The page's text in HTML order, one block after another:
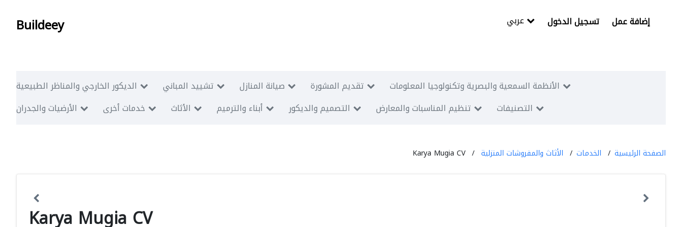
Buildeey تسجيل الدخول إضافة عمل
الديكور الخارجي والمناظر الطبيعية تشييد المباني صيانة المنازل تقديم المشورة
الأنظمة السمعية والبصرية وتكنولوجيا المعلومات
الأرضيات والجدران
خدمات أخرى الأثاث أبناء والترميم التصميم والديكور تنظيم المناسبات والمعارض التصنيفات
الصفحة الرئيسية الخدمات الأثاث والمفروشات المنزلية Karya Mugia CV
Karya Mugia CV